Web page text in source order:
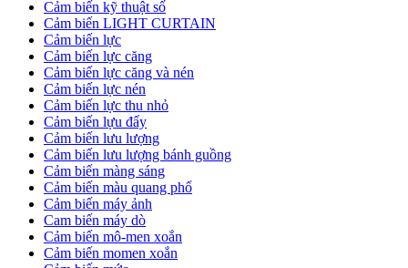
Cảm biến kỹ thuật số
Cảm biến LIGHT CURTAIN
Cảm biến lực
Cảm biến lực căng
Cảm biến lực căng và nén
Cảm biến lực nén
Cảm biến lực thu nhỏ
Cảm biến lựu đẩy
Cảm biến lưu lượng
Cảm biến lưu lượng bánh guồng
Cảm biến màng sáng
Cảm biến màu quang phổ
Cảm biến máy ảnh
Cam biến máy dò
Cảm biến mô-men xoắn
Cảm biến momen xoắn